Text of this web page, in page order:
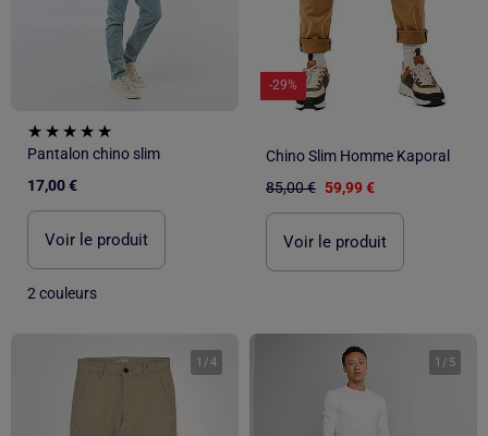
Pantalon chino slim
17,00 €
Voir le produit
2 couleurs
-29%
Chino Slim Homme Kaporal
85,00 € 59,99 €
Voir le produit
1 /4 1 / 5